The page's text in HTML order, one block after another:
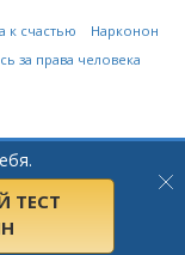
ТЕСТ
к счастью
Нарконон
за права человека
защищены.
cookie-файлов